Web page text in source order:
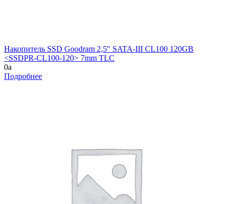
Накопитель SSD Goodram 2,5" SATA-III CL100 120GB
<SSDPR-CL100-120> 7mm TLC
0a
Подробнее